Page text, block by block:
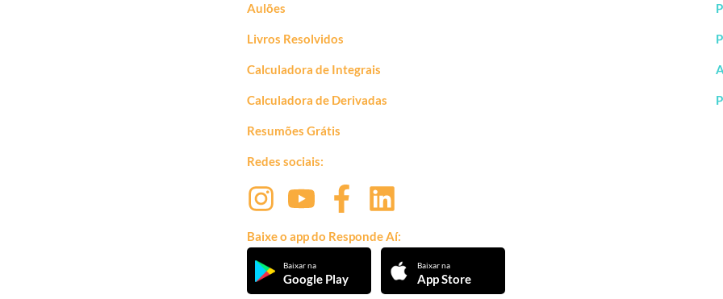
Aulões
Livros Resolvidos
Calculadora de Integrais
Calculadora de Derivadas
Resumões Grátis
Redes sociais:
Baixe o app do Responde Aí:
Baixar na
Google Play
Baixar na
App Store